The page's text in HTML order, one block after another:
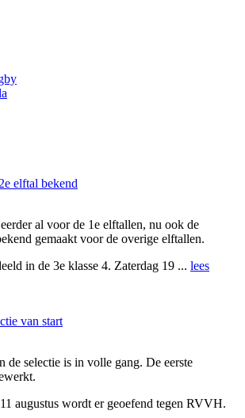
elftal bekend
al voor de 1e elftallen, nu ook de
gemaakt voor de overige elftallen.
in de 3e klasse 4. Zaterdag 19 ... lees
van start
de selectie is in volle gang. De eerste
augustus wordt er geoefend tegen RVVH.